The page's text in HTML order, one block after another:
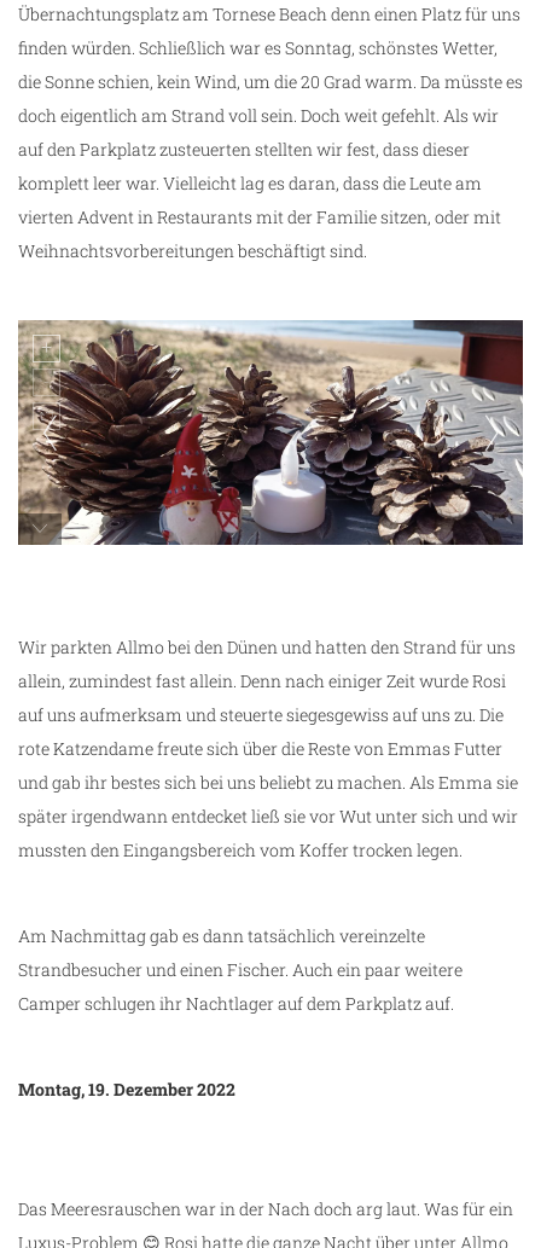
Übernachtungsplatz am Tornese Beach denn einen Platz für uns
finden würden. Schließlich war es Sonntag, schönstes Wetter,
die Sonne schien, kein Wind, um die 20 Grad warm. Da müsste es
doch eigentlich am Strand voll sein. Doch weit gefehlt. Als wir
auf den Parkplatz zusteuerten stellten wir fest, dass dieser
komplett leer war. Vielleicht lag es daran, dass die Leute am
vierten Advent in Restaurants mit der Familie sitzen, oder mit
Weihnachtsvorbereitungen beschäftigt sind.
Wir parkten Allmo bei den Dünen und hatten den Strand für uns
allein, zumindest fast allein. Denn nach einiger Zeit wurde Rosi
auf uns aufmerksam und steuerte siegesgewiss auf uns zu. Die
rote Katzendame freute sich über die Reste von Emmas Futter
und gab ihr bestes sich bei uns beliebt zu machen. Als Emma sie
später irgendwann entdecket ließ sie vor Wut unter sich und wir
mussten den Eingangsbereich vom Koffer trocken legen.
Am Nachmittag gab es dann tatsächlich vereinzelte
Strandbesucher und einen Fischer. Auch ein paar weitere
Camper schlugen ihr Nachtlager auf dem Parkplatz auf.
Montag, 19. Dezember 2022
Das Meeresrauschen war in der Nach doch arg laut. Was für ein
Luxus-Problem 😊 Rosi hatte die ganze Nacht über unter Allmo